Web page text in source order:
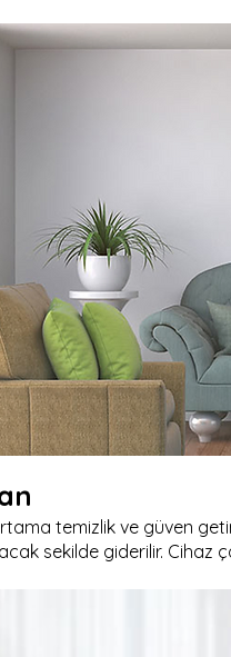
temizlik ve güven
sekilde giderilir. Cihaz